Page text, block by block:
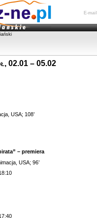
E-mail
02.01 – 05.02
USA; 108’
– premiera
USA; 96’